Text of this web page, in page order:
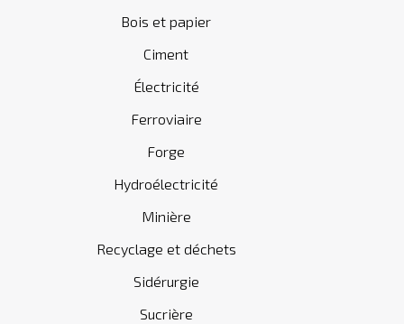
Bois et papier
Ciment
Électricité
Ferroviaire
Forge
Hydroélectricité
Minière
Recyclage et déchets
Sidérurgie
Sucrière